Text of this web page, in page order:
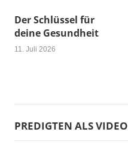
Der Schlüssel für
deine Gesundheit
11. Juli 2026
PREDIGTEN ALS VIDEO